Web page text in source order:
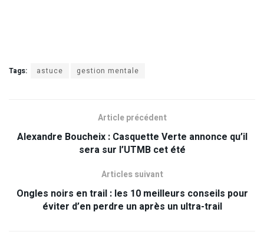
Tags: astuce gestion mentale
Article précédent
Alexandre Boucheix : Casquette Verte annonce qu’il
sera sur l’UTMB cet été
Articles suivant
Ongles noirs en trail : les 10 meilleurs conseils pour
éviter d’en perdre un après un ultra-trail